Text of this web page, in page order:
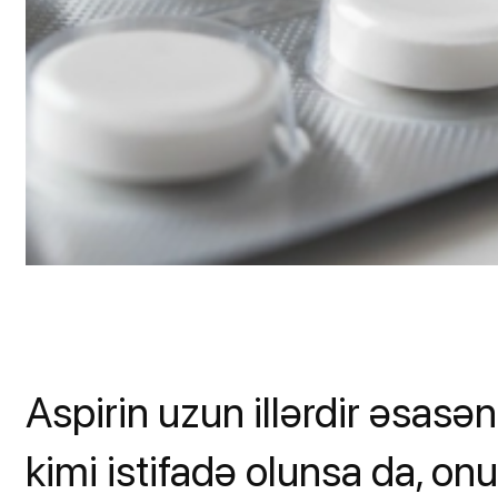
Aspirin uzun illərdir əsasən
kimi istifadə olunsa da,